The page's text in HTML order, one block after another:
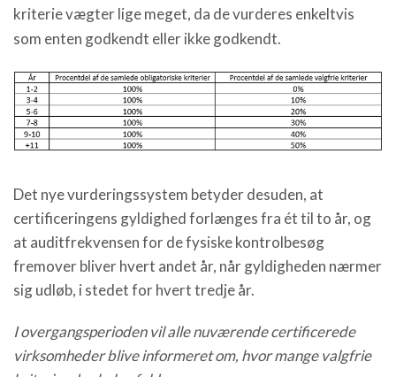
kriterie vægter lige meget, da de vurderes enkeltvis
som enten godkendt eller ikke godkendt.
Det nye vurderingssystem betyder desuden, at
certificeringens gyldighed forlænges fra ét til to år, og
at auditfrekvensen for de fysiske kontrolbesøg
fremover bliver hvert andet år, når gyldigheden nærmer
sig udløb, i stedet for hvert tredje år.
I overgangsperioden vil alle nuværende certificerede
virksomheder blive informeret om, hvor mange valgfrie